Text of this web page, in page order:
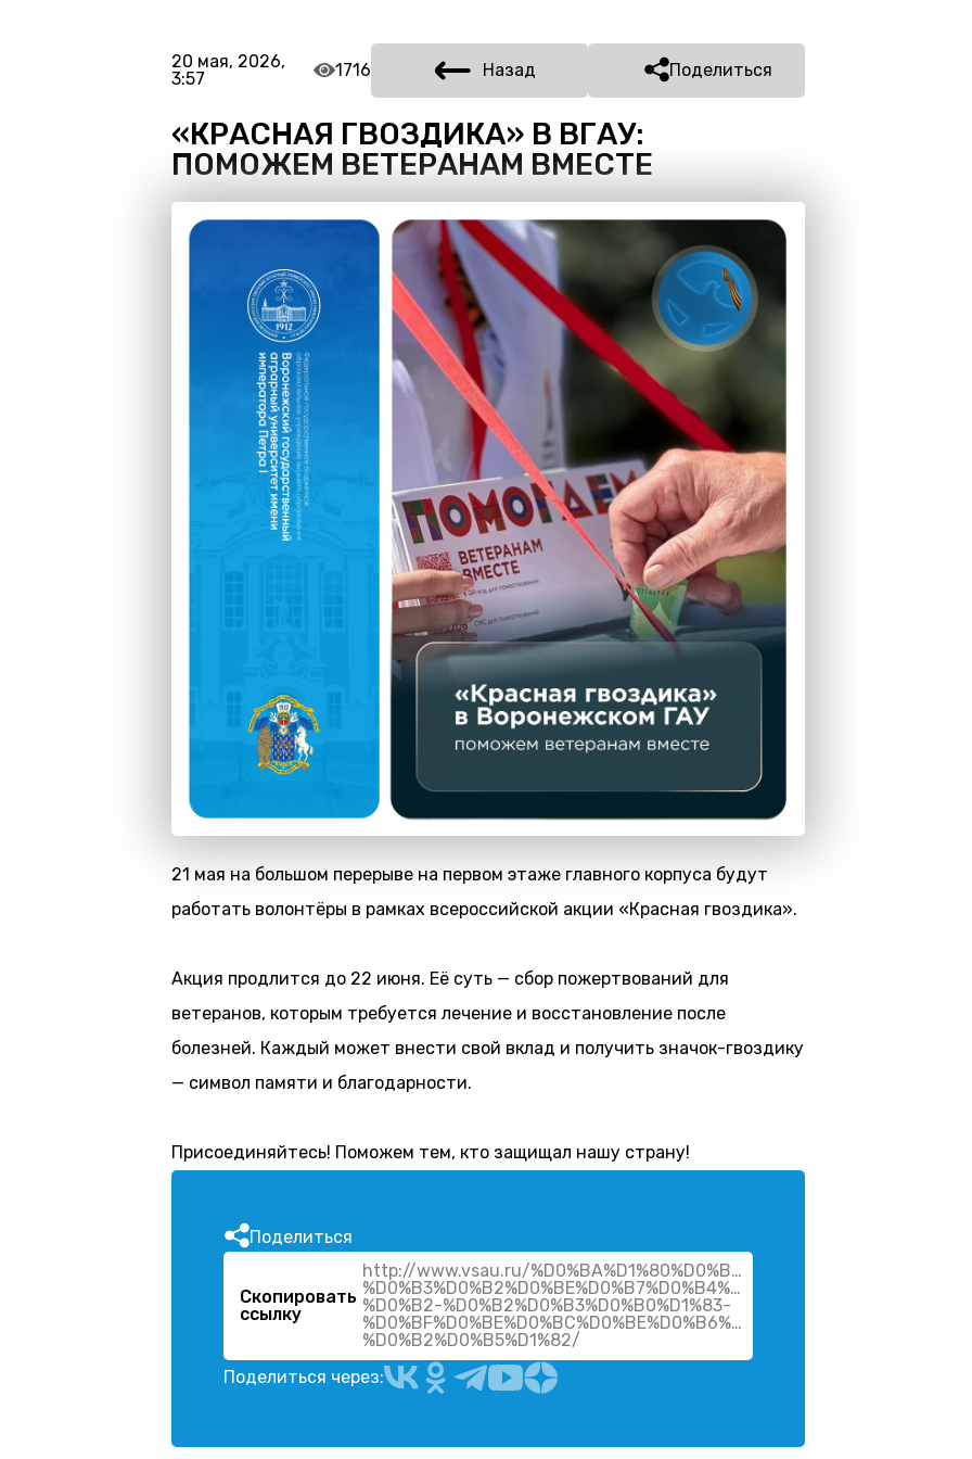
20 мая, 2026,
3:57
1716 Назад Поделиться
«КРАСНАЯ ГВОЗДИКА» В ВГАУ:
ПОМОЖЕМ ВЕТЕРАНАМ ВМЕСТЕ
21 мая на большом перерыве на первом этаже главного корпуса будут
работать волонтёры в рамках всероссийской акции «Красная гвоздика».
Акция продлится до 22 июня. Её суть — сбор пожертвований для
ветеранов, которым требуется лечение и восстановление после
болезней. Каждый может внести свой вклад и получить значок-гвоздику
— символ памяти и благодарности.
Присоединяйтесь! Поможем тем, кто защищал нашу страну!
Поделиться
Скопировать
ссылку
http://www.vsau.ru/
%D0%B3%D0%B2%D0%BE%D0%B7%D0%B4%D0%B8%D0%BA%D0%B0-
%D0%B2-%D0%B2%D0%B3%D0%B0%D1%83-
%D0%BF%D0%BE%D0%BC%D0%BE%D0%B6%D0%B5%D0%BC-
%D0%B2%D0%B5%D1%82/
Поделиться через: